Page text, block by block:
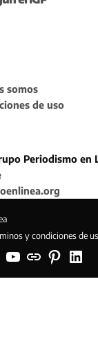
somos
de uso
Periodismo en
y condiciones de
YouTubeWeb PinterestLinkedin